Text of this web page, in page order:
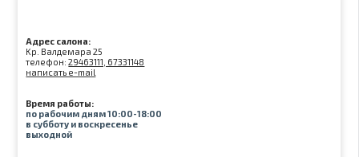
Адрес салона:
Kр. Валдемара 25
телефон:29463111, 67331148
написать e-mail
Время работы:
по рабочим дням 10:00-18:00
в субботу и воскресенье
выходной